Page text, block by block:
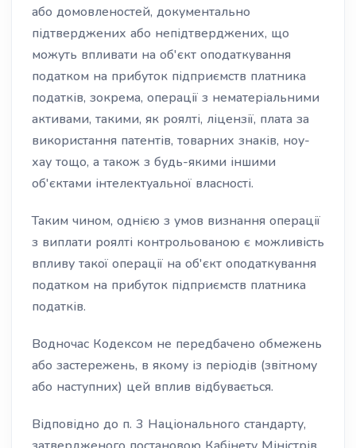
або домовленостей, документально
підтверджених або непідтверджених, що
можуть впливати на об'єкт оподаткування
податком на прибуток підприємств платника
податків, зокрема, операції з нематеріальними
активами, такими, як роялті, ліцензії, плата за
використання патентів, товарних знаків, ноу-
хау тощо, а також з будь-якими іншими
об'єктами інтелектуальної власності.
Таким чином, однією з умов визнання операції
з виплати роялті контрольованою є можливість
впливу такої операції на об'єкт оподаткування
податком на прибуток підприємств платника
податків.
Водночас Кодексом не передбачено обмежень
або застережень, в якому із періодів (звітному
або наступних) цей вплив відбувається.
Відповідно до п. 3 Національного стандарту,